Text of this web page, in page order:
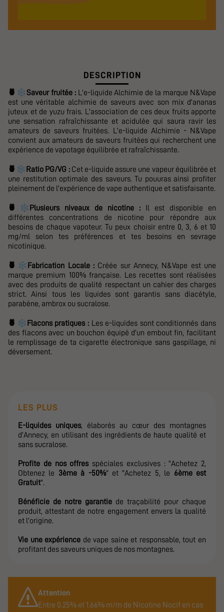
DESCRIPTION
🍍 ❄️Saveur fruitée :L'e-liquide Alchimie de la marque N&Vape
est une véritable alchimie de saveurs avec son mix d'ananas
juteux et de yuzu frais. L'association de ces deux fruits apporte
une sensation rafraîchissante et acidulée qui saura ravir les
amateurs de saveurs fruitées. L'e-liquide Alchimie - N&Vape
convient aux amateurs de saveurs fruitées qui recherchent une
expérience de vapotage équilibrée et rafraîchissante.
🍍 ❄️ Ratio PG/VG :Cet e-liquide assure une vapeur équilibrée et
une restitution optimale des saveurs. Tu pouuras ainsi profiter
pleinement de l'expérience de vape authentique et satisfaisante.
🍍 ❄️ Plusieurs niveaux de nicotine : Il est disponible en
différentes concentrations de nicotine pour répondre aux
besoins de chaque vapoteur. Tu peux choisir entre 0, 3, 6 et 10
mg/ml selon tes préférences et tes besoins en sevrage
nicotinique.
🍍 ❄️ Fabrication Locale : Créée sur Annecy, N&Vape est une
marque premium 100% française. Les recettes sont réalisées
avec des produits de qualité respectant un cahier des charges
strict. Ainsi tous les liquides sont garantis sans diacétyle,
parabène, ambrox ou sucralose.
🍍 ❄️ Flacons pratiques :
Les e-liquides sont conditionnés dans
des flacons avec un bouchon équipé d'un embout fin, facilitant
le remplissage de ta cigarette électronique sans gaspillage, ni
déversement.
LES PLUS
E-liquides uniques, élaborés au cœur des montagnes
d'Annecy, en utilisant des ingrédients de haute qualité et
sans sucralose.
Profite de nos offres spéciales exclusives : "Achetez 2,
Obtenez le 3ème à -50%" et "Achetez 5, le 6ème est
Gratuit".
Bénéficie de notre garantie de traçabilité pour chaque
produit, attestant de notre engagement envers la qualité
et l'origine.
Vie une expérience de vape saine et responsable, tout en
profitant des saveurs uniques de nos montagnes.
Attention
Entre 0.25% et 1.66% m/m de Nicotine Nocif en cas